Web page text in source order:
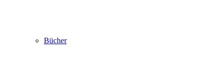
Bücher